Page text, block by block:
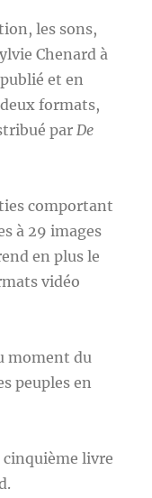
les sons,
Chenard à
et en
formats,
par De
comportant
à 29 images
en plus le
vidéo
moment du
peuples en
cinquième livre